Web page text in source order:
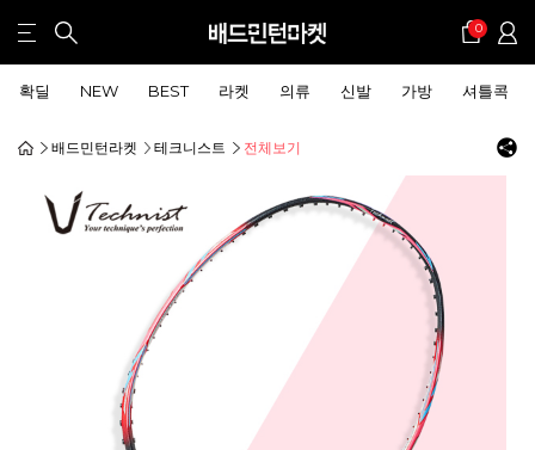
0
확딜 NEW BEST 라켓 의류 신발 가방 셔틀콕
배드민턴라켓 테크니스트 전체보기